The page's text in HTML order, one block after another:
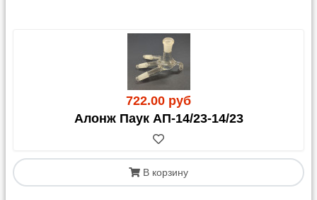
722.00 руб
Алонж Паук АП-14/23-14/23
В корзину